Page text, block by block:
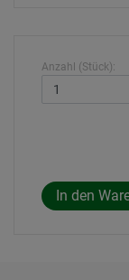
Anzahl (Stück):